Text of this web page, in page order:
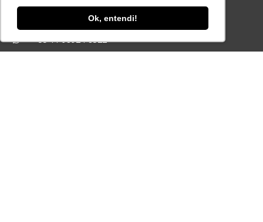
Ok, entendi!
CONTATO
+55 11 3259-2837
+55 11 98924-8322